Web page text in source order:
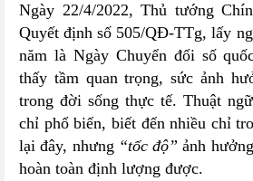
Ngày 22/4/2022, Thủ tướng
Quyết định số 505/QĐ-TTg, lấy
năm là Ngày Chuyển đổi số
thấy tầm quan trọng, sức ảnh
trong đời sống thực tế. Thuật
chỉ phổ biến, biết đến nhiều chỉ
lại đây, nhưng “tốc độ” ảnh
hoàn toàn định lượng được.